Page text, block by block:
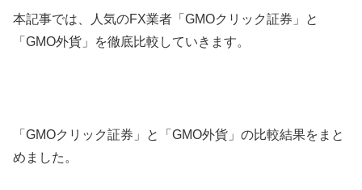
本記事では、人気のFX業者「GMOクリック証券」と
「GMO外貨」を徹底比較していきます。
「GMOクリック証券」と「GMO外貨」の比較結果をまと
めました。